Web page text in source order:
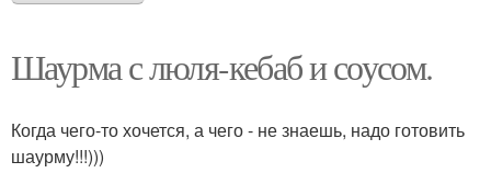
Шаурма с люля-кебаб и соусом.
Когда чего-то хочется, а чего - не знаешь, надо готовить
шаурму!!!)))